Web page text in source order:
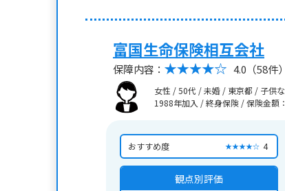
富国生命保険相互会社
保障内容： 4.0 （58件）
女性 / 50代 / 未婚 / 東京都 / 子供
1988年加入 / 終身保険/保険金額
おすすめ度 ★★★★☆ 4
観点別評価